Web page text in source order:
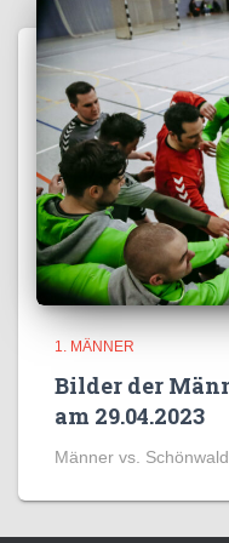
1. MÄNNER
Bilder der
am 29.04.2023
Männer vs.